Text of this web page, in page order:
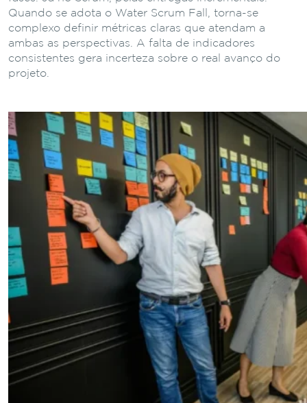
Quando se adota o Water Scrum Fall, torna-se
complexo definir métricas claras que atendam a
ambas as perspectivas. A falta de indicadores
consistentes gera incerteza sobre o real avanço do
projeto.